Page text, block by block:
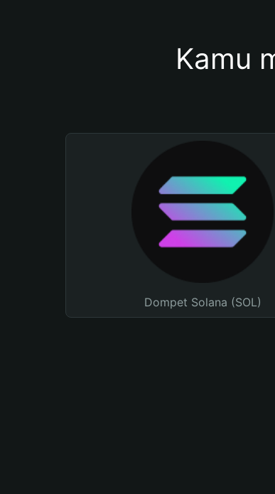
Kamu
Dompet Solana (SOL)